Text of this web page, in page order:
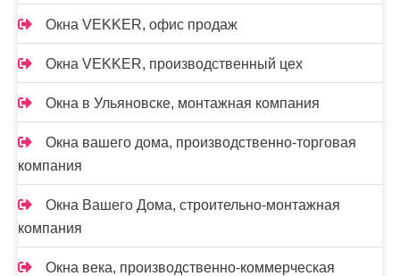
Окна VEKKER, офис продаж
Окна VEKKER, производственный цех
Окна в Ульяновске, монтажная компания
Окна вашего дома, производственно-торговая
компания
Окна Вашего Дома, строительно-монтажная
компания
Окна века, производственно-коммерческая